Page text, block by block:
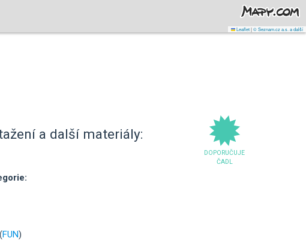
Leaflet|© Seznam.cz a.s. a další
DOPORUČUJE
ČADL
a další materiály:
FUN)